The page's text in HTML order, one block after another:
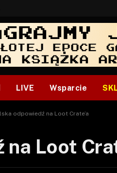
LIVE Wsparcie
odpowiedź na Loot Crate’a
Loot